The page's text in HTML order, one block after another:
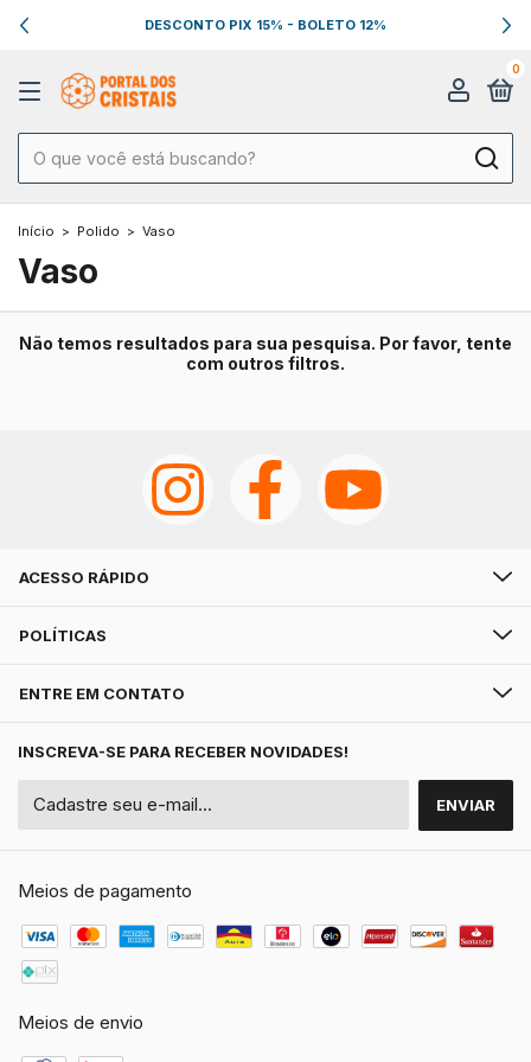
DESCONTO PIX 15% - BOLETO 12%
0
Início > Polido > Vaso
Vaso
Não temos resultados para sua pesquisa. Por favor, tente
com outros filtros.
ACESSO RÁPIDO
POLÍTICAS
ENTRE EM CONTATO
INSCREVA-SE PARA RECEBER NOVIDADES!
Meios de pagamento
Meios de envio